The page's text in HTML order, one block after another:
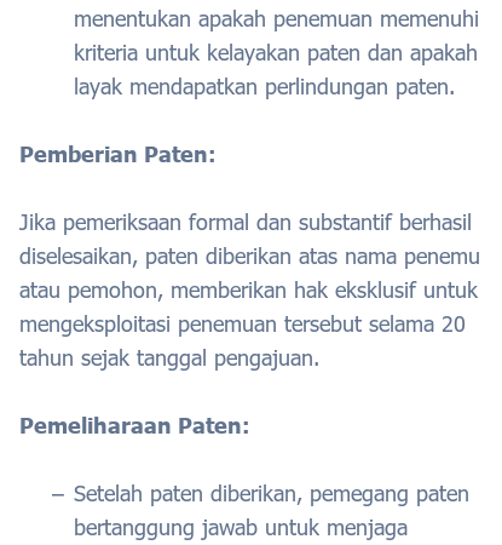
menentukan apakah penemuan memenuhi
kriteria untuk kelayakan paten dan apakah
layak mendapatkan perlindungan paten.
Pemberian Paten:
Jika pemeriksaan formal dan substantif berhasil
diselesaikan, paten diberikan atas nama penemu
atau pemohon, memberikan hak eksklusif untuk
mengeksploitasi penemuan tersebut selama 20
tahun sejak tanggal pengajuan.
Pemeliharaan Paten:
Setelah paten diberikan, pemegang paten
bertanggung jawab untuk menjaga